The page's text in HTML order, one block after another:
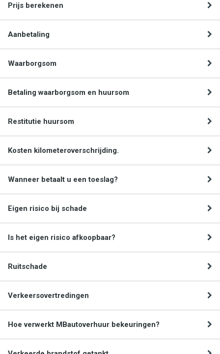
Prijs berekenen
Aanbetaling
Waarborgsom
Betaling waarborgsom en huursom
Restitutie huursom
Kosten kilometeroverschrijding.
Wanneer betaalt u een toeslag?
Eigen risico bij schade
Is het eigen risico afkoopbaar?
Ruitschade
Verkeersovertredingen
Hoe verwerkt MBautoverhuur bekeuringen?